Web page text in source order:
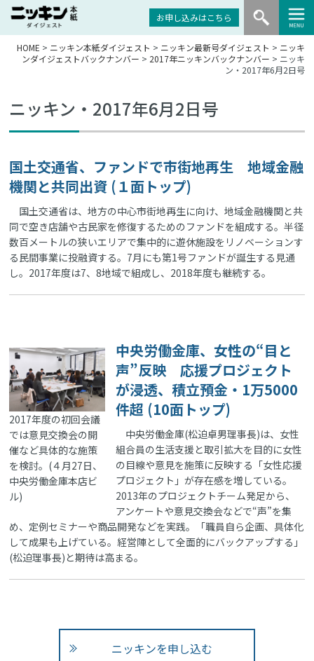
お申し込みはこちら
HOME > ニッキン本紙ダイジェスト > ニッキン最新号ダイジェスト > ニッキ
ンダイジェストバックナンバー > 2017年ニッキンバックナンバー > ニッキ
ン・2017年6月2日号
ニッキン・2017年6月2日号
国土交通省、ファンドで市街地再生 地域金融
機関と共同出資 (１面トップ)
国土交通省は、地方の中心市街地再生に向け、地域金融機関と共
同で空き店舗や古民家を修復するためのファンドを組成する。半径
数百メートルの狭いエリアで集中的に遊休施設をリノベーションす
る民間事業に投融資する。7月にも第1号ファンドが誕生する見通
し。2017年度は7、8地域で組成し、2018年度も継続する。
2017年度の初回会議
では意見交換会の開
催など具体的な施策
を検討。(４月27日、
中央労働金庫本店ビ
ル)
中央労働金庫、女性の“目と
声”反映 応援プロジェクト
が浸透、積立預金・1万5000
件超 (10面トップ)
中央労働金庫(松迫卓男理事長)は、女性
組合員の生活支援と取引拡大を目的に女性
の目線や意見を施策に反映する「女性応援
プロジェクト」が存在感を増している。
2013年のプロジェクトチーム発足から、
アンケートや意見交換会などで“声”を集
め、定例セミナーや商品開発などを実践。「職員自ら企画、具体化
して成果も上げている。経営陣として全面的にバックアップする」
(松迫理事長)と期待は高まる。
ニッキンを申し込む